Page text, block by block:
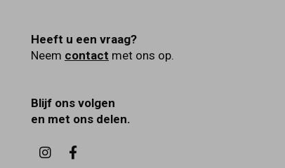
Heeft u een vraag?
Neem contact met ons op.
Blijf ons volgen
en met ons delen.